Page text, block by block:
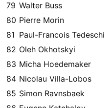
79 Walter Buss
80 Pierre Morin
81 Paul-Francois Tedeschi
82 Oleh Okhotskyi
83 Micha Hoedemaker
84 Nicolau Villa-Lobos
85 Simon Ravnsbaek